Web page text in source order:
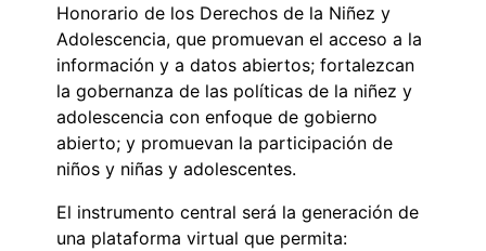
Honorario de los Derechos de la Niñez y
Adolescencia, que promuevan el acceso a la
información y a datos abiertos; fortalezcan
la gobernanza de las políticas de la niñez y
adolescencia con enfoque de gobierno
abierto; y promuevan la participación de
niños y niñas y adolescentes.
El instrumento central será la generación de
una plataforma virtual que permita: